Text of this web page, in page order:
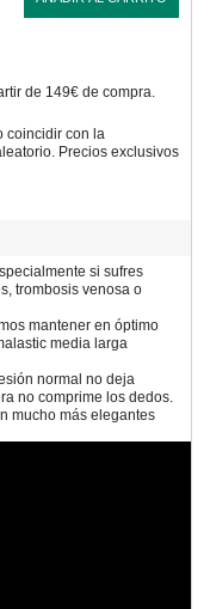
de 149€ de compra.
coincidir con la
Precios exclusivos
si sufres
trombosis venosa o
mantener en óptimo
media larga
normal no deja
no comprime los dedos.
mucho más elegantes